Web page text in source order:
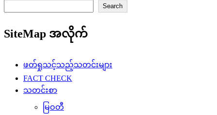
Search
SiteMap အလိုက်
ဖတ်ရှုသင့်သည့်သတင်းများ
FACT CHECK
သတင်းစာ
မြဝတီ